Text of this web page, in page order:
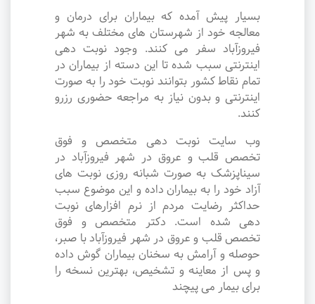
بسیار پیش آمده که بیماران برای درمان و
معالجه خود از شهرستان های مختلف به شهر
فیروزآباد سفر می کنند. وجود نوبت دهی
اینترنتی سبب شده تا این دسته از بیماران در
تمام نقاط کشور بتوانند نوبت خود را به صورت
اینترنتی و بدون نیاز به مراجعه حضوری رزرو
کنند.
وب سایت نوبت دهی متخصص و فوق
تخصص قلب و عروق در شهر فیروزآباد در
سیناپزشک به صورت شبانه روزی نوبت های
آزاد خود را به بیماران داده و این موضوع سبب
حداکثر رضایت مردم از نرم افزارهای نوبت
دهی شده است. دکتر متخصص و فوق
تخصص قلب و عروق در شهر فیروزآباد با صبر،
حوصله و آرامش به سخنان بیماران گوش داده
و پس از معاینه و تشخیص، بهترین نسخه را
برای بیمار می پیچند